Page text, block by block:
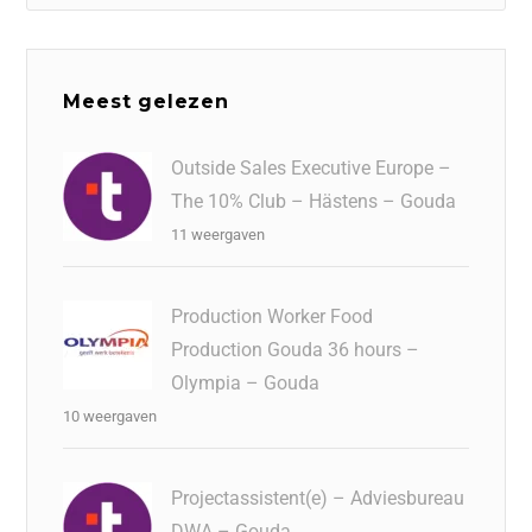
Meest gelezen
Outside Sales Executive Europe –
The 10% Club – Hästens – Gouda
11 weergaven
Production Worker Food
Production Gouda 36 hours –
Olympia – Gouda
10 weergaven
Projectassistent(e) – Adviesbureau